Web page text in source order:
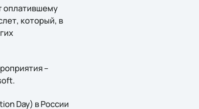
оплатившему
который, в
–
Day) в России